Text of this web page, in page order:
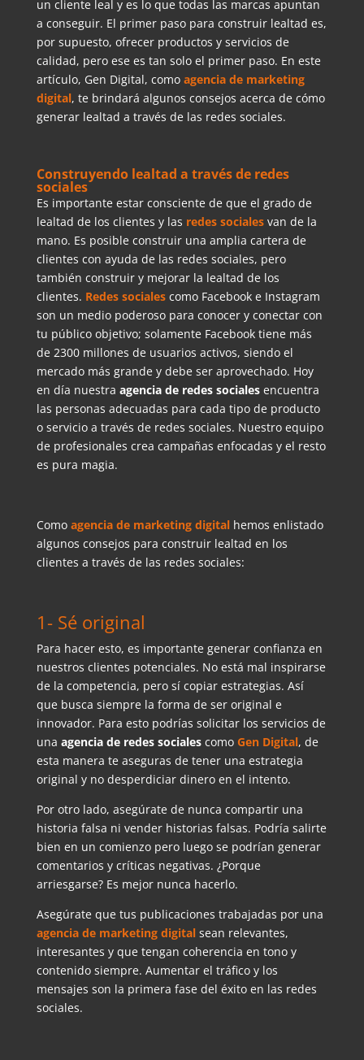
un cliente leal y es lo que todas las marcas apuntan
a conseguir. El primer paso para construir lealtad es,
por supuesto, ofrecer productos y servicios de
calidad, pero ese es tan solo el primer paso. En este
artículo, Gen Digital, como agencia de marketing
digital, te brindará algunos consejos acerca de cómo
generar lealtad a través de las redes sociales.
Construyendo lealtad a través de redes
sociales
Es importante estar consciente de que el grado de
lealtad de los clientes y las redes socialesvan de la
mano. Es posible construir una amplia cartera de
clientes con ayuda de las redes sociales, pero
también construir y mejorar la lealtad de los
clientes. Redes socialescomo Facebook e Instagram
son un medio poderoso para conocer y conectar con
tu público objetivo; solamente Facebook tiene más
de 2300 millones de usuarios activos, siendo el
mercado más grande y debe ser aprovechado. Hoy
en día nuestra agencia de redes socialesencuentra
las personas adecuadas para cada tipo de producto
o servicio a través de redes sociales. Nuestro equipo
de profesionales crea campañas enfocadas y el resto
es pura magia.
Como agencia de marketing digitalhemos enlistado
algunos consejos para construir lealtad en los
clientes a través de las redes sociales:
1- Sé original
Para hacer esto, es importante generar confianza en
nuestros clientes potenciales. No está mal inspirarse
de la competencia, pero sí copiar estrategias. Así
que busca siempre la forma de ser original e
innovador. Para esto podrías solicitar los servicios de
una agencia de redes socialescomo Gen Digital, de
esta manera te aseguras de tener una estrategia
original y no desperdiciar dinero en el intento.
Por otro lado, asegúrate de nunca compartir una
historia falsa ni vender historias falsas. Podría salirte
bien en un comienzo pero luego se podrían generar
comentarios y críticas negativas. ¿Porque
arriesgarse? Es mejor nunca hacerlo.
Asegúrate que tus publicaciones trabajadas por una
agencia de marketing digitalsean relevantes,
interesantes y que tengan coherencia en tono y
contenido siempre. Aumentar el tráfico y los
mensajes son la primera fase del éxito en las redes
sociales.